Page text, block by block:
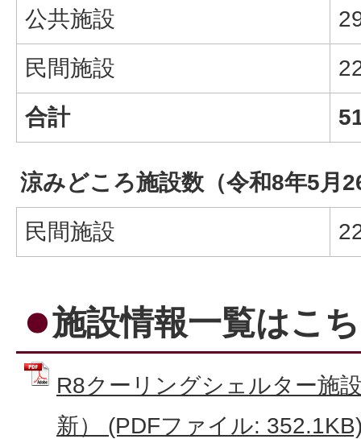
公共施設
民間施設
合計
涼みどころ施設数（令和8年5月
民間施設
施設情報一覧はこ
R8クーリングシェルター施
新） (PDFファイル: